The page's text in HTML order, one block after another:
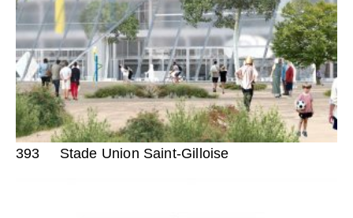
393 Stade Union Saint-Gilloise